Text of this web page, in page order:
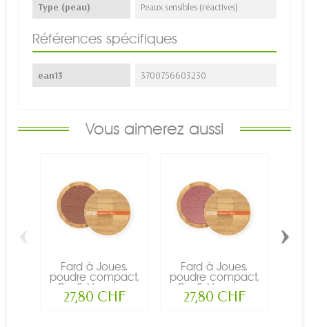
Type (peau) Peaux sensibles (réactives)
Références spécifiques
ean13 3700756603230
Vous aimerez aussi
Fard à Joues,
poudre compact,
Bio & Vegan...
27,80 CHF
Fard à Joues,
poudre compact,
Bio & Vegan...
27,80 CHF
‹ ›